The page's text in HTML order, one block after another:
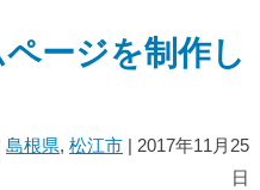
ージを制作し
島根県,松江市 | 2017年11月25
日